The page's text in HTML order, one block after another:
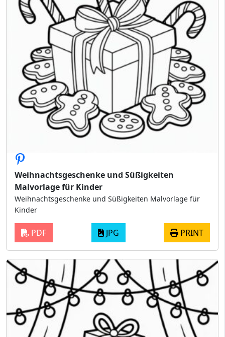
Weihnachtsgeschenke und Süßigkeiten
Malvorlage für Kinder
Weihnachtsgeschenke und Süßigkeiten Malvorlage für
Kinder
PDF JPG PRINT